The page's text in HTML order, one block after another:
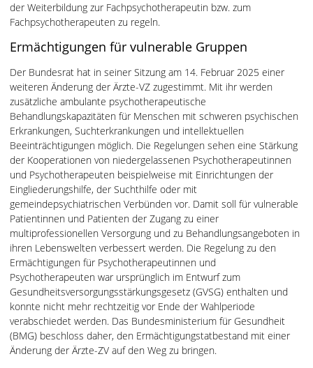
der Weiterbildung zur Fachpsychotherapeutin bzw. zum
Fachpsychotherapeuten zu regeln.
Ermächtigungen für vulnerable Gruppen
Der Bundesrat hat in seiner Sitzung am 14. Februar 2025 einer
weiteren Änderung der Ärzte-VZ zugestimmt. Mit ihr werden
zusätzliche ambulante psychotherapeutische
Behandlungskapazitäten für Menschen mit schweren psychischen
Erkrankungen, Suchterkrankungen und intellektuellen
Beeinträchtigungen möglich. Die Regelungen sehen eine Stärkung
der Kooperationen von niedergelassenen Psychotherapeutinnen
und Psychotherapeuten beispielweise mit Einrichtungen der
Eingliederungshilfe, der Suchthilfe oder mit
gemeindepsychiatrischen Verbünden vor. Damit soll für vulnerable
Patientinnen und Patienten der Zugang zu einer
multiprofessionellen Versorgung und zu Behandlungsangeboten in
ihren Lebenswelten verbessert werden. Die Regelung zu den
Ermächtigungen für Psychotherapeutinnen und
Psychotherapeuten war ursprünglich im Entwurf zum
Gesundheitsversorgungsstärkungsgesetz (GVSG) enthalten und
konnte nicht mehr rechtzeitig vor Ende der Wahlperiode
verabschiedet werden. Das Bundesministerium für Gesundheit
(BMG) beschloss daher, den Ermächtigungstatbestand mit einer
Änderung der Ärzte-ZV auf den Weg zu bringen.